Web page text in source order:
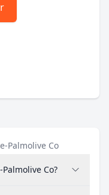
Palmolive Co
Co?